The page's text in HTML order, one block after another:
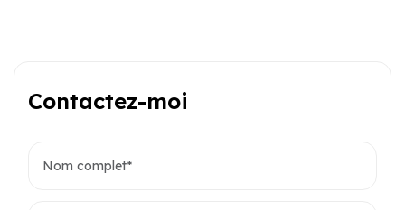
Contactez-moi